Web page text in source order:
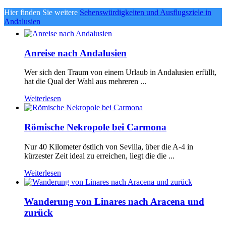
Hier finden Sie weitere Sehenswürdigkeiten und Ausflugsziele in
Andalusien
Anreise nach Andalusien
Wer sich den Traum von einem Urlaub in Andalusien erfüllt,
hat die Qual der Wahl aus mehreren ...
Weiterlesen
Römische Nekropole bei Carmona
Nur 40 Kilometer östlich von Sevilla, über die A-4 in
kürzester Zeit ideal zu erreichen, liegt die die ...
Weiterlesen
Wanderung von Linares nach Aracena und
zurück